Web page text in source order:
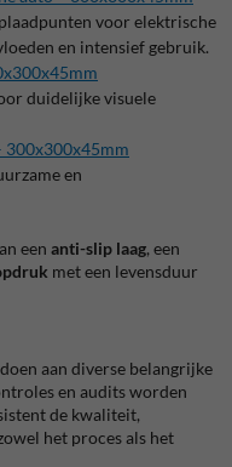
voor elektrische
en intensief gebruik.
duidelijke visuele
300x300x45mm
en
een anti-slip laag, een
met een levensduur
aan diverse belangrijke
en audits worden
de kwaliteit,
het proces als het